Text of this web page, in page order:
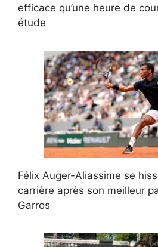
efficace qu’une heure de
étude
Félix Auger-Aliassime se
carrière après son meilleur
Garros